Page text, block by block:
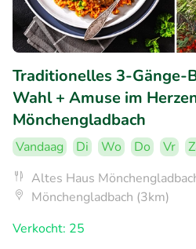
Traditionelles 3-Gänge-
Wahl + Amuse im
Mönchengladbach
Vandaag Di Wo Do Vr
Altes Haus
Mönchengladbach (3km)
Verkocht: 25